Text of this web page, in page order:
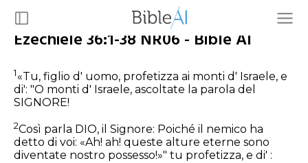
Ezechiele 36:1-38 NR06 - Bible AI
1«Tu, figlio d' uomo, profetizza ai monti d' Israele, e
di': "O monti d' Israele, ascoltate la parola del
SIGNORE!
2Così parla DIO, il Signore: Poiché il nemico ha
detto di voi: «Ah! ah! queste alture eterne sono
diventate nostro possesso!»" tu profetizza, e di' :